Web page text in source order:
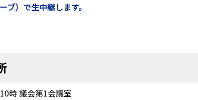
）で生中継します。
時 議会第1会議室